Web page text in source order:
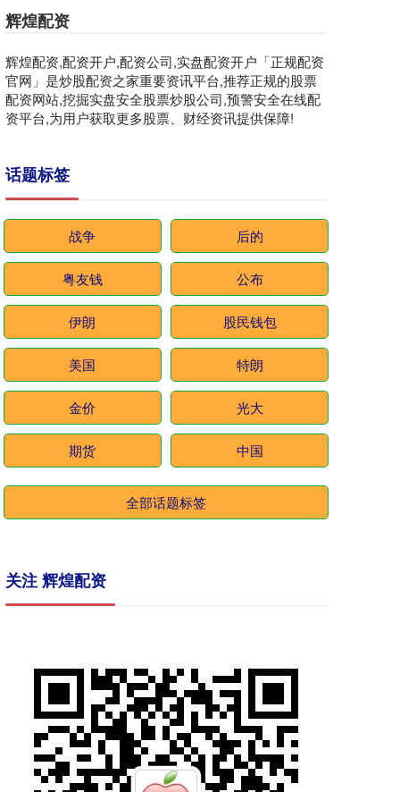
辉煌配资
辉煌配资,配资开户,配资公司,实盘配资开户「正规配资
官网」是炒股配资之家重要资讯平台,推荐正规的股票
配资网站,挖掘实盘安全股票炒股公司,预警安全在线配
资平台,为用户获取更多股票、财经资讯提供保障!
话题标签
战争 后的
粤友钱 公布
伊朗 股民钱包
美国 特朗
金价 光大
期货 中国
全部话题标签
关注 辉煌配资